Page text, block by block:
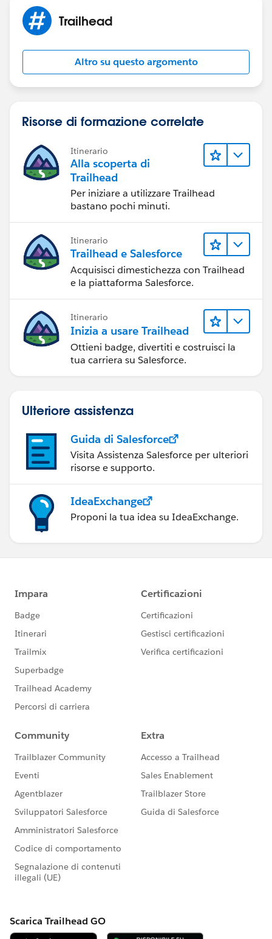
Trailhead
Altro su questo argomento
Risorse di formazione correlate
Itinerario
Alla scoperta di
Trailhead
Per iniziare a utilizzare Trailhead
bastano pochi minuti.
Itinerario
Trailhead e Salesforce
Acquisisci dimestichezza con Trailhead
e la piattaforma Salesforce.
Itinerario
Inizia a usare Trailhead
Ottieni badge, divertiti e costruisci la
tua carriera su Salesforce.
Ulteriore assistenza
Guida di Salesforce
Visita Assistenza Salesforce per ulteriori
risorse e supporto.
IdeaExchange
Proponi la tua idea su IdeaExchange.